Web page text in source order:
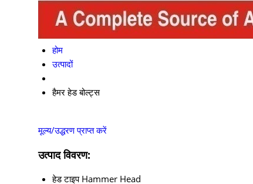
होम
उत्पादों
हैमर हेड बोल्ट्स
मूल्य/उद्धरण प्राप्त करें
उत्पाद विवरण:
हेड टाइप Hammer Head